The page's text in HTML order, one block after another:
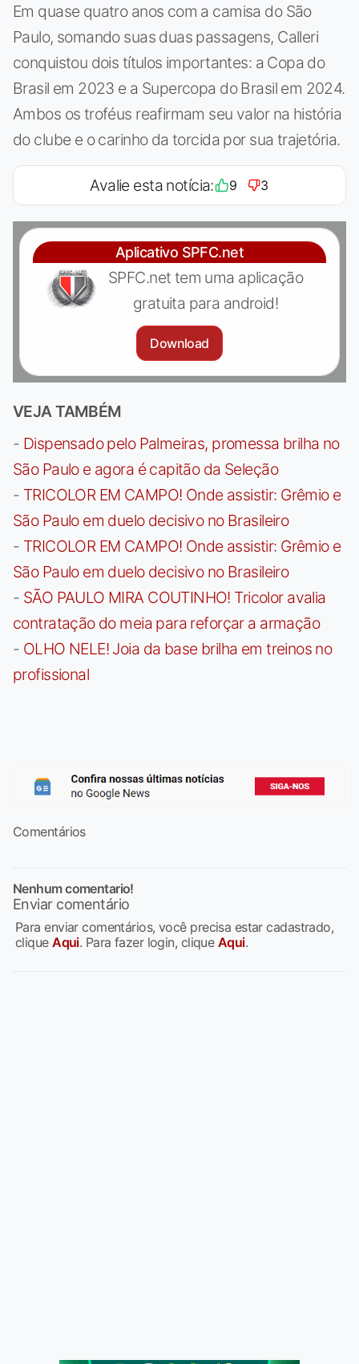
Em quase quatro anos com a camisa do São
Paulo, somando suas duas passagens, Calleri
conquistou dois títulos importantes: a Copa do
Brasil em 2023 e a Supercopa do Brasil em 2024.
Ambos os troféus reafirmam seu valor na história
do clube e o carinho da torcida por sua trajetória.
Avalie esta notícia: 9 3
Aplicativo SPFC.net
SPFC.net tem uma aplicação
gratuita para android!
Download
VEJA TAMBÉM
- Dispensado pelo Palmeiras, promessa brilha no
São Paulo e agora é capitão da Seleção
- TRICOLOR EM CAMPO! Onde assistir: Grêmio e
São Paulo em duelo decisivo no Brasileiro
- TRICOLOR EM CAMPO! Onde assistir: Grêmio e
São Paulo em duelo decisivo no Brasileiro
- SÃO PAULO MIRA COUTINHO! Tricolor avalia
contratação do meia para reforçar a armação
- OLHO NELE! Joia da base brilha em treinos no
profissional
Comentários
Nenhum comentario!
Enviar comentário
Para enviar comentários, você precisa estar cadastrado,
cliqueAqui. Para fazer login, clique Aqui.